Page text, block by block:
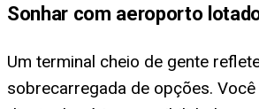
Sonhar com aeroporto
Um terminal cheio de gente
sobrecarregada de opções.